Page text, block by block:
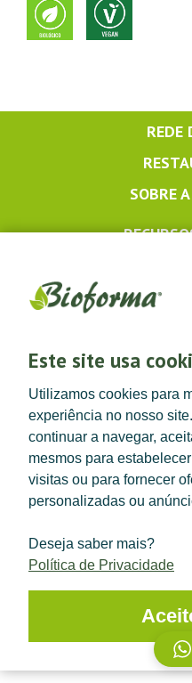
Este site usa
Utilizamos cookies para
experiência no nosso
continuar a navegar,
mesmos para
visitas ou para fornecer
personalizadas ou
Deseja saber mais?
Política de Privacidade
REDE
SOBRE
(dias úteis das 8h30
POLÍTICA DE PRIVACIDADE|
GERAIS DE VENDA | ©